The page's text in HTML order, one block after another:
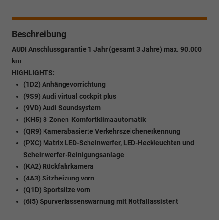
Beschreibung
AUDI Anschlussgarantie 1 Jahr (gesamt 3 Jahre) max. 90.000
km
HIGHLIGHTS:
(1D2) Anhängevorrichtung
(9S9) Audi virtual cockpit plus
(9VD) Audi Soundsystem
(KH5) 3-Zonen-Komfortklimaautomatik
(QR9) Kamerabasierte Verkehrszeichenerkennung
(PXC) Matrix LED-Scheinwerfer, LED-Heckleuchten und
Scheinwerfer-Reinigungsanlage
(KA2) Rückfahrkamera
(4A3) Sitzheizung vorn
(Q1D) Sportsitze vorn
(6I5) Spurverlassenswarnung mit Notfallassistent